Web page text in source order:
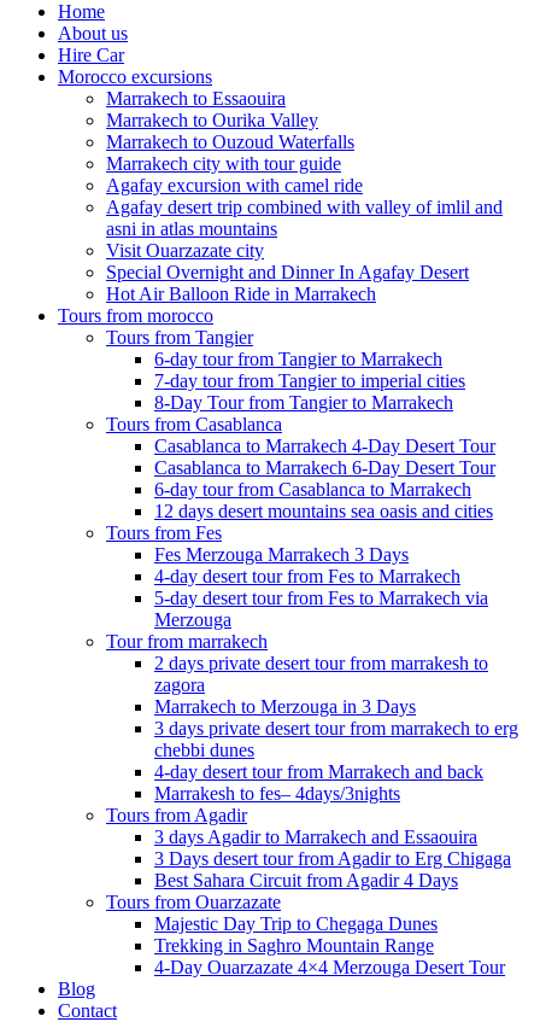
Home
About us
Hire Car
Morocco excursions
Marrakech to Essaouira
Marrakech to Ourika Valley
Marrakech to Ouzoud Waterfalls
Marrakech city with tour guide
Agafay excursion with camel ride
Agafay desert trip combined with valley of imlil and
asni in atlas mountains
Visit Ouarzazate city
Special Overnight and Dinner In Agafay Desert
Hot Air Balloon Ride in Marrakech
Tours from morocco
Tours from Tangier
6-day tour from Tangier to Marrakech
7-day tour from Tangier to imperial cities
8-Day Tour from Tangier to Marrakech
Tours from Casablanca
Casablanca to Marrakech 4-Day Desert Tour
Casablanca to Marrakech 6-Day Desert Tour
6-day tour from Casablanca to Marrakech
12 days desert mountains sea oasis and cities
Tours from Fes
Fes Merzouga Marrakech 3 Days
4-day desert tour from Fes to Marrakech
5-day desert tour from Fes to Marrakech via
Merzouga
Tour from marrakech
2 days private desert tour from marrakesh to
zagora
Marrakech to Merzouga in 3 Days
3 days private desert tour from marrakech to erg
chebbi dunes
4-day desert tour from Marrakech and back
Marrakesh to fes– 4days/3nights
Tours from Agadir
3 days Agadir to Marrakech and Essaouira
3 Days desert tour from Agadir to Erg Chigaga
Best Sahara Circuit from Agadir 4 Days
Tours from Ouarzazate
Majestic Day Trip to Chegaga Dunes
Trekking in Saghro Mountain Range
4-Day Ouarzazate 4×4 Merzouga Desert Tour
Blog
Contact